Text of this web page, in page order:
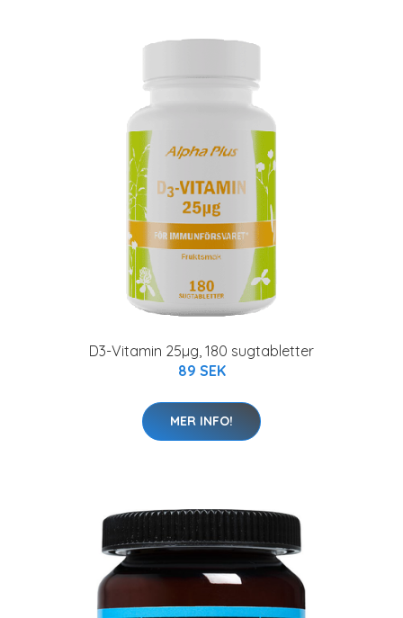
D3-Vitamin 25µg, 180 sugtabletter
89 SEK
MER INFO!